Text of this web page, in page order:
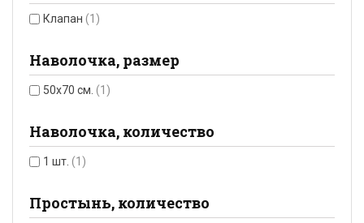
Клапан (1)
Наволочка, размер
50х70 см. (1)
Наволочка, количество
1 шт. (1)
Простынь, количество